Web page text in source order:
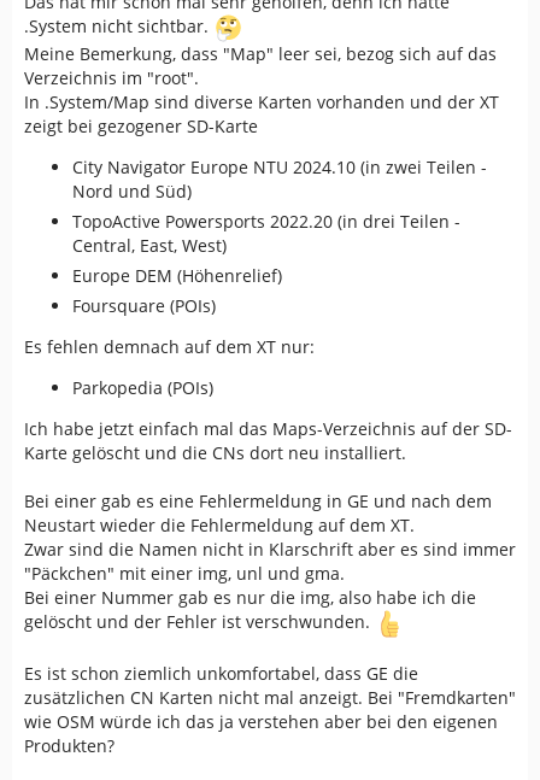
.System nicht sichtbar.
Meine Bemerkung, dass "Map" leer sei, bezog sich auf das
Verzeichnis im "root".
In .System/Map sind diverse Karten vorhanden und der XT
zeigt bei gezogener SD-Karte
City Navigator Europe NTU 2024.10 (in zwei Teilen -
Nord und Süd)
TopoActive Powersports 2022.20 (in drei Teilen -
Central, East, West)
Europe DEM (Höhenrelief)
Foursquare (POIs)
Es fehlen demnach auf dem XT nur:
Parkopedia (POIs)
Ich habe jetzt einfach mal das Maps-Verzeichnis auf der SD-
Karte gelöscht und die CNs dort neu installiert.
Bei einer gab es eine Fehlermeldung in GE und nach dem
Neustart wieder die Fehlermeldung auf dem XT.
Zwar sind die Namen nicht in Klarschrift aber es sind immer
"Päckchen" mit einer img, unl und gma.
Bei einer Nummer gab es nur die img, also habe ich die
gelöscht und der Fehler ist verschwunden.
Es ist schon ziemlich unkomfortabel, dass GE die
zusätzlichen CN Karten nicht mal anzeigt. Bei "Fremdkarten"
wie OSM würde ich das ja verstehen aber bei den eigenen
Produkten?